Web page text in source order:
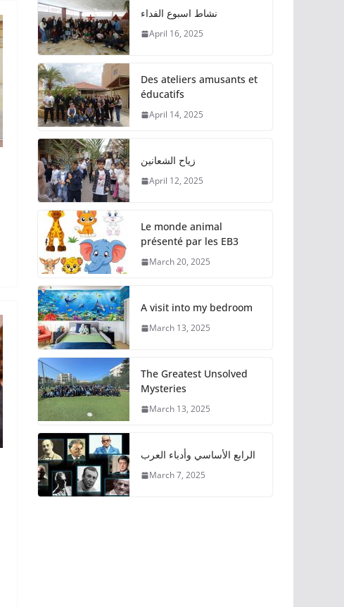
نشاط اسبوع الفداء
April 16, 2025
Des ateliers amusants et
éducatifs
April 14, 2025
زياح الشعانين
April 12, 2025
Le monde animal
présenté par les EB3
March 20, 2025
A visit into my bedroom
March 13, 2025
The Greatest Unsolved
Mysteries
March 13, 2025
الرابع الأساسي وأدباء العرب
March 7, 2025